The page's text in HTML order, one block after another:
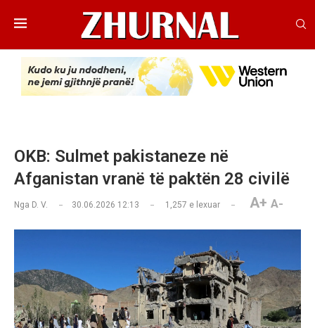
OKB: Sulmet pakistaneze në
Afganistan vranë të paktën 28 civilë
Nga D. V. 30.06.2026 12:13 1,257 e lexuar A+ A-